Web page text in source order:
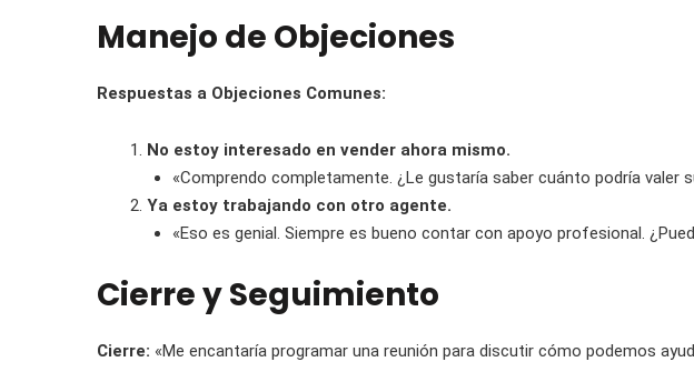
Manejo de Objeciones
Respuestas a Objeciones Comunes:
No estoy interesado en vender ahora mismo.
«Comprendo completamente. ¿Le gustaría saber cuánto podría
Ya estoy trabajando con otro agente.
«Eso es genial. Siempre es bueno contar con apoyo profesional.
Cierre y Seguimiento
Cierre: «Me encantaría programar una reunión para discutir cómo podemos